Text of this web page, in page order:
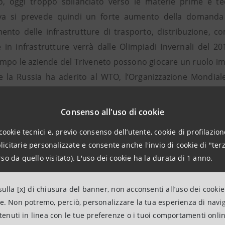
Consenso all'uso di cookie
tecnici e, previo consenso dell’utente, cookie di
personalizzate e consente anche l'invio di cookie di
da quello visitato). L'uso dei cookie ha la durata di 1 anno.
[x] di chiusura del banner, non acconsenti all’uso dei
Non potremo, perciò, personalizzare la tua esperienza di
in linea con le tue preferenze o i tuoi comportamenti
si prevede quindi un forte aumento della
delle infrastrutture di trasporto, distribuzione,
in infrastrutture verrà dalle Olimpiadi Invernali del
le aziende del Triveneto possono giocare un ruolo
la Russia ha aderito al WTO, l’Organizzazione
di molti dazi e costituendo un forte stimolo alle
con l’estero.
Internazionalizzazione Imprese di Intesa Sanpaolo
distretti industriali e sulle Pmi con l’obiettivo di
esteri e i progetti di investimento delle imprese
agli imprenditori veneti alcune concrete
la missione e le agevolazioni offerte agli
è seguita una tavola rotonda moderata da
del Veneto, a cui hanno partecipato Omar